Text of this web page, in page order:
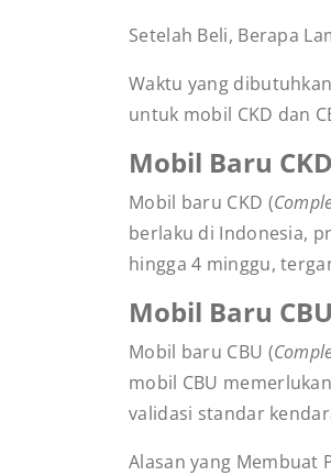
Setelah Beli, Berapa
Waktu yang
untuk mobil CKD dan
Mobil Baru CKD
Mobil baru CKD (
berlaku di Indonesia,
hingga 4 minggu,
Mobil Baru CBU
Mobil baru CBU (
mobil CBU
validasi standar
Alasan yang Membuat